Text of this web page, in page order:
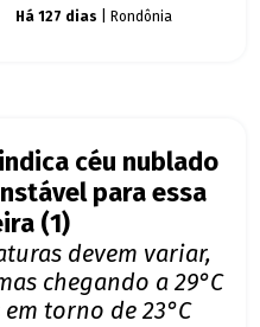
Há 127 dias | Rondônia
céu nublado
para essa
(1)
devem variar,
chegando a 29°C
torno de 23°C